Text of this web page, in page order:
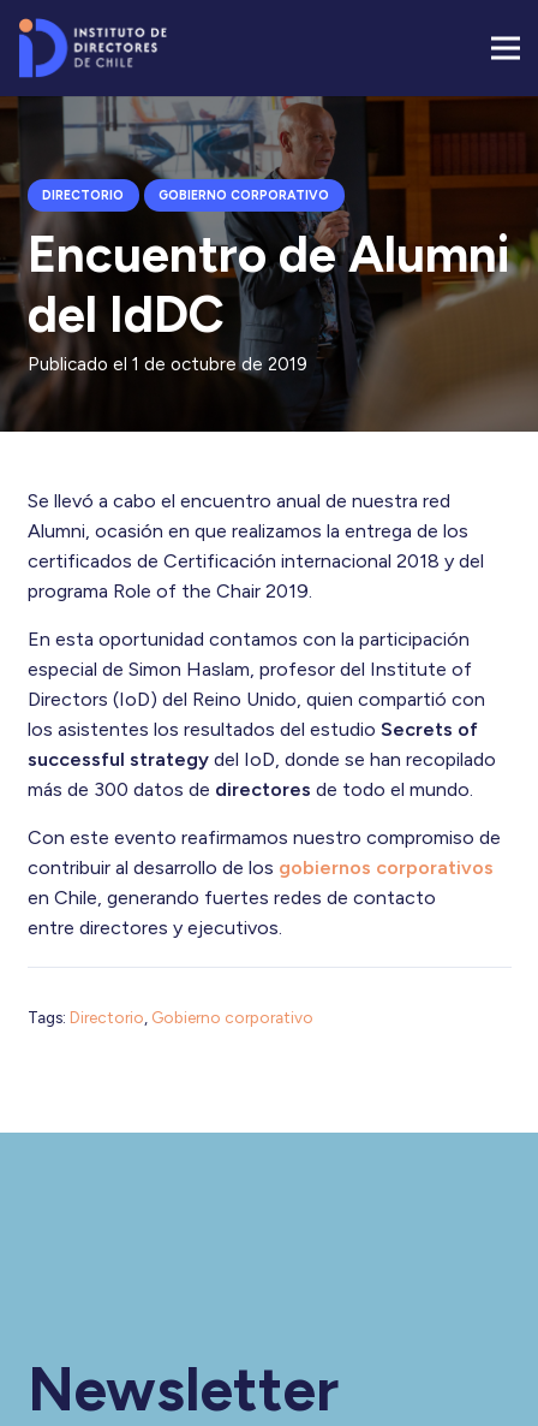
DIRECTORIO GOBIERNO CORPORATIVO
Encuentro de Alumni
del IdDC
Publicado el 1 de octubre de 2019
Se llevó a cabo el encuentro anual de nuestra red
Alumni, ocasión en que realizamos la entrega de los
certificados de Certificación internacional 2018 y del
programa Role of the Chair 2019.
En esta oportunidad contamos con la participación
especial de Simon Haslam, profesor del Institute of
Directors (IoD) del Reino Unido, quien compartió con
los asistentes los resultados del estudio Secrets of
successful strategydel IoD, donde se han recopilado
más de 300 datos de directores de todo el mundo.
Con este evento reafirmamos nuestro compromiso de
contribuir al desarrollo de los gobiernos corporativos
en Chile, generando fuertes redes de contacto
entre directores y ejecutivos.
Tags: Directorio Gobierno corporativo
Newsletter